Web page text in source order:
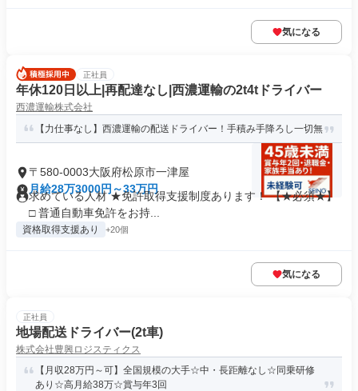
気になる
正社員
年休120日以上|再配達なし|西濃運輸の2t4tドライバー
西濃運輸株式会社
【力仕事なし】西濃運輸の配送ドライバー！手積み手降ろし一切無
〒580-0003大阪府松原市一津屋
月給28万3000円～33万円
求めている人材 ★免許取得支援制度あります！ 【★必須★】
□ 普通自動車免許をお持...
資格取得支援あり +20個
気になる
正社員
地場配送ドライバー(2t車)
株式会社豊興ロジスティクス
【月収28万円～可】全国規模の大手☆中・長距離なし☆同乗研修
あり☆高月給38万☆賞与年3回